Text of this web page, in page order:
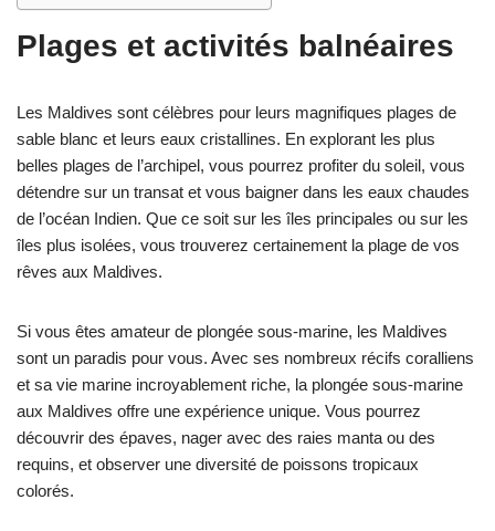
Plages et activités balnéaires
Les Maldives sont célèbres pour leurs magnifiques plages de
sable blanc et leurs eaux cristallines. En explorant les plus
belles plages de l’archipel, vous pourrez profiter du soleil, vous
détendre sur un transat et vous baigner dans les eaux chaudes
de l’océan Indien. Que ce soit sur les îles principales ou sur les
îles plus isolées, vous trouverez certainement la plage de vos
rêves aux Maldives.
Si vous êtes amateur de plongée sous-marine, les Maldives
sont un paradis pour vous. Avec ses nombreux récifs coralliens
et sa vie marine incroyablement riche, la plongée sous-marine
aux Maldives offre une expérience unique. Vous pourrez
découvrir des épaves, nager avec des raies manta ou des
requins, et observer une diversité de poissons tropicaux
colorés.